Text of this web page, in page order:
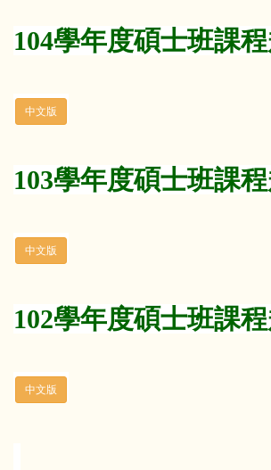
104學年度碩士班課
103學年度碩士班課
102學年度碩士班課